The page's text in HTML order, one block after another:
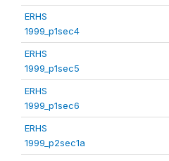
ERHS
1999_p1sec4
ERHS
1999_p1sec5
ERHS
1999_p1sec6
ERHS
1999_p2sec1a